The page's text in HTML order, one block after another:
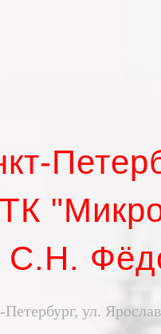
С.Н.
Петербург, ул.